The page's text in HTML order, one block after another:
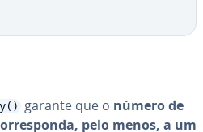
garante que o número de
pelo menos, a um